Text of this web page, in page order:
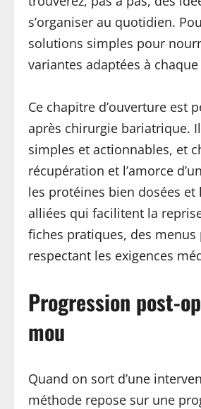
s’organiser au quotidien.
solutions simples pour
variantes adaptées à
Ce chapitre d’ouverture est
après chirurgie bariatrique.
simples et actionnables, et
récupération et l’amorce
les protéines bien dosées
alliées qui facilitent la
fiches pratiques, des
respectant les exigences
Progression post-
mou
Quand on sort d’une
méthode repose sur une